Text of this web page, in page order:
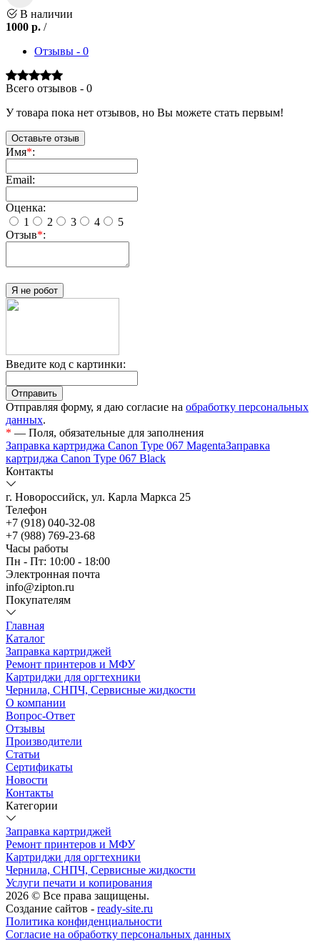
В наличии
1000 р. /
Отзывы - 0
Всего отзывов - 0
У товара пока нет отзывов, но Вы можете стать первым!
Оставьте отзыв
Имя*:
Email:
Оценка:
1
2 3 4
5
Отзыв*:
Я не робот
Введите код с картинки:
Отправляя форму, я даю согласие на обработку персональных
данных.
* — Поля, обязательные для заполнения
Заправка картриджа Canon Type 067 MagentaЗаправка
картриджа Canon Type 067 Black
Контакты
г. Новороссийск, ул. Карла Маркса 25
Телефон
+7 (918) 040-32-08
+7 (988) 769-23-68
Часы работы
Пн - Пт: 10:00 - 18:00
Электронная почта
info@zipton.ru
Покупателям
Главная
Каталог
Заправка картриджей
Ремонт принтеров и МФУ
Картриджи для оргтехники
Чернила, СНПЧ, Сервисные жидкости
О компании
Вопрос-Ответ
Отзывы
Производители
Статьи
Сертификаты
Новости
Контакты
Категории
Заправка картриджей
Ремонт принтеров и МФУ
Картриджи для оргтехники
Чернила, СНПЧ, Сервисные жидкости
Услуги печати и копирования
2026 © Все права защищены.
Создание сайтов - ready-site.ru
Политика конфиденциальности
Согласие на обработку персональных данных